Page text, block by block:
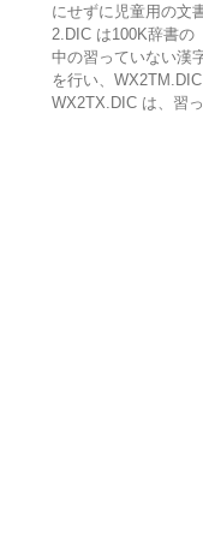
にせずに児童用の文
2.DIC は100K辞書の
中の習っていない漢
を行い、WX2TM.DIC
WX2TX.DIC は、習